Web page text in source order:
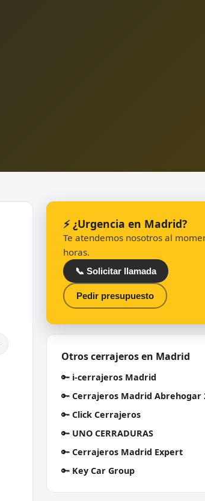
⚡ ¿Urgencia en Madrid?
Te atendemos nosotros al
horas.
📞 Solicitar llamada
Pedir presupuesto
Otros cerrajeros en Madrid
🔑 i-cerrajeros Madrid
🔑 Cerrajeros Madrid Abrehogar
🔑 Click Cerrajeros
🔑 UNO CERRADURAS
🔑 Cerrajeros Madrid Expert
🔑 Key Car Group